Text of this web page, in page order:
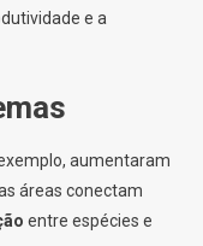
e a
aumentaram
áreas conectam
entre espécies e